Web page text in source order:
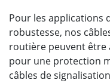
Pour les applications
robustesse, nos
routière peuvent être
pour une protection
câbles de